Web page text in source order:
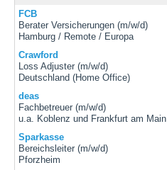
FCB
Berater Versicherungen (m/w/d)
Hamburg / Remote / Europa
Crawford
Loss Adjuster (m/w/d)
Deutschland (Home Office)
deas
Fachbetreuer (m/w/d)
u.a. Koblenz und Frankfurt am Main
Sparkasse
Bereichsleiter (m/w/d)
Pforzheim